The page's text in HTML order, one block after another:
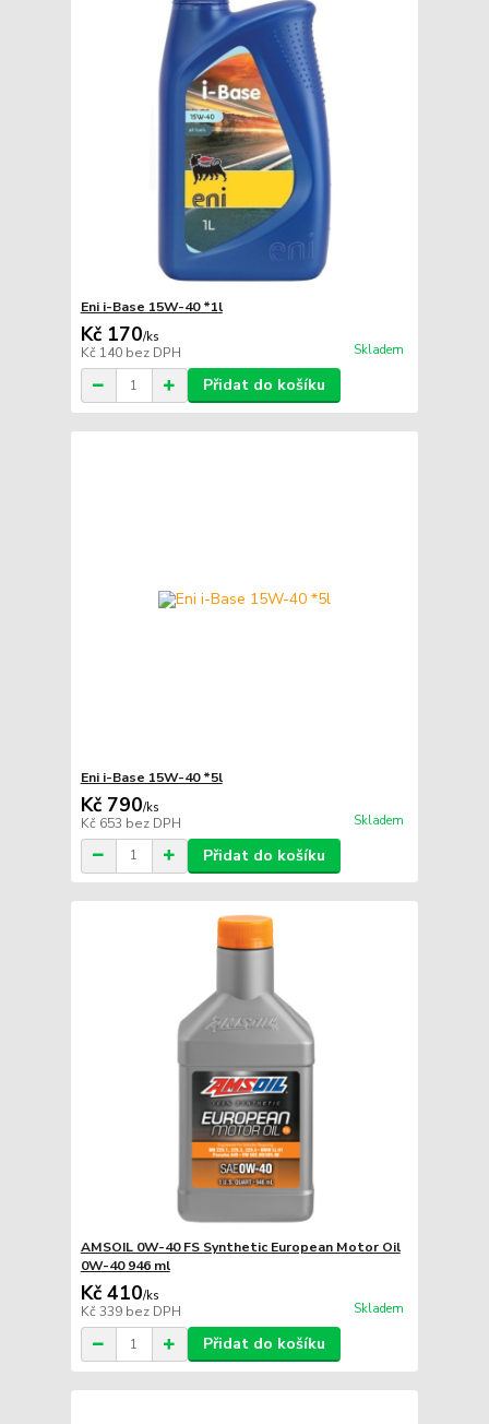
Eni i-Base 15W-40 *1l
Kč 170/ks
Kč 140 bez DPH Skladem
Přidat do košíku
Eni i-Base 15W-40 *5l
Kč 790/ks
Kč 653 bez DPH Skladem
Přidat do košíku
AMSOIL 0W-40 FS Synthetic European Motor Oil
0W-40 946 ml
Kč 410/ks
Kč 339 bez DPH Skladem
Přidat do košíku